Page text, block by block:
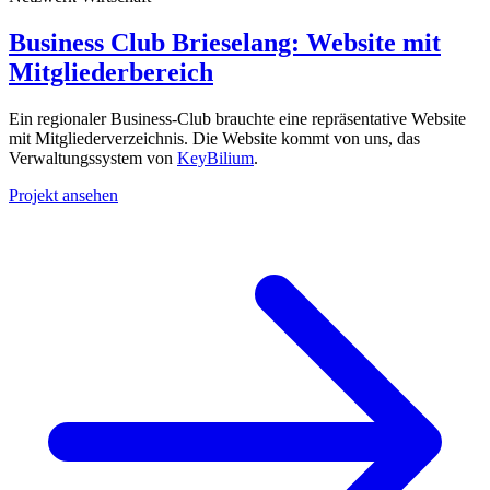
Business Club Brieselang: Website mit
Mitgliederbereich
Ein regionaler Business-Club brauchte eine repräsentative Website
mit Mitgliederverzeichnis. Die Website kommt von uns, das
Verwaltungssystem von KeyBilium.
Projekt ansehen